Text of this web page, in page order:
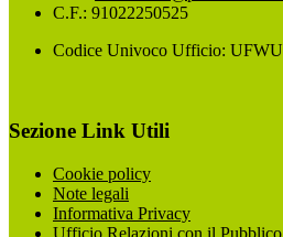
C.F.: 91022250525
Codice Univoco Ufficio:
Sezione Link Utili
Cookie policy
Note legali
Informativa Privacy
Ufficio Relazioni con il Pubblico